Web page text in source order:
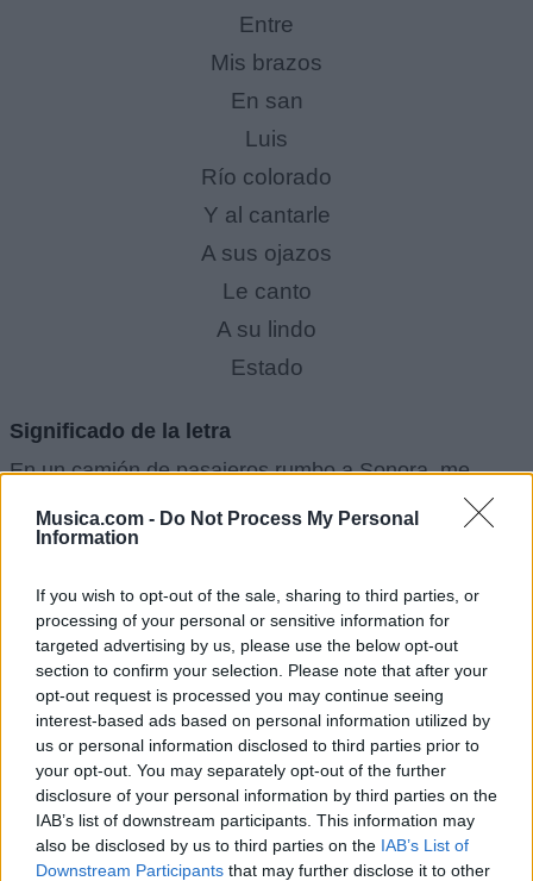
Musica.com - Do Not Process My Personal
Information
If you wish to opt-out of the sale, sharing to third parties, or
processing of your personal or sensitive information for
targeted advertising by us, please use the below opt-out
section to confirm your selection. Please note that after your
opt-out request is processed you may continue seeing
interest-based ads based on personal information utilized by
us or personal information disclosed to third parties prior to
your opt-out. You may separately opt-out of the further
disclosure of your personal information by third parties on the
IAB’s list of downstream participants. This information may
also be disclosed by us to third parties on the IAB’s List of
Downstream Participants that may further disclose it to other
Entre
Mis brazos
En san
Luis
Río colorado
Y al cantarle
A sus ojazos
Le canto
A su lindo
Estado
Significado de la letra
En un camión de pasajeros rumbo a Sonora, me
encontré cansado y soñoliento cuando apareció una
señora con unos ojazos negros realmente
Magdalena para visitar a sus padres. Desde Obregón
a Hermosillo charlamos de manera muy agradable, y
me dijo que le gustaba para amigo. En Santa Ana, se
animó un poco más y nos dimos un besito.
En medio del viaje, nos lanzamos otro beso en la
boca con la emoción de lo prohibido. Da igual si
estábamos en Caborca, Agua Prieta o Cananea; mi
destino era Magdalena, pero ahora voy hacia donde